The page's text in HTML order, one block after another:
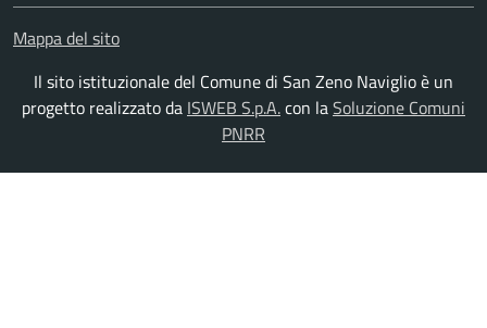
Mappa del sito
Il sito istituzionale del Comune di San Zeno Naviglio è un
progetto realizzato da ISWEB S.p.A.con laSoluzione Comuni
PNRR